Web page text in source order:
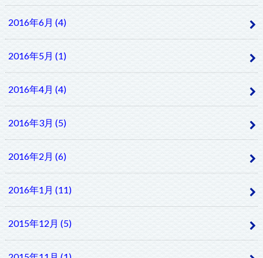
2016年6月 (4)
2016年5月 (1)
2016年4月 (4)
2016年3月 (5)
2016年2月 (6)
2016年1月 (11)
2015年12月 (5)